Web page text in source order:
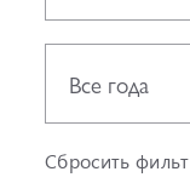
Все года
Сбросить